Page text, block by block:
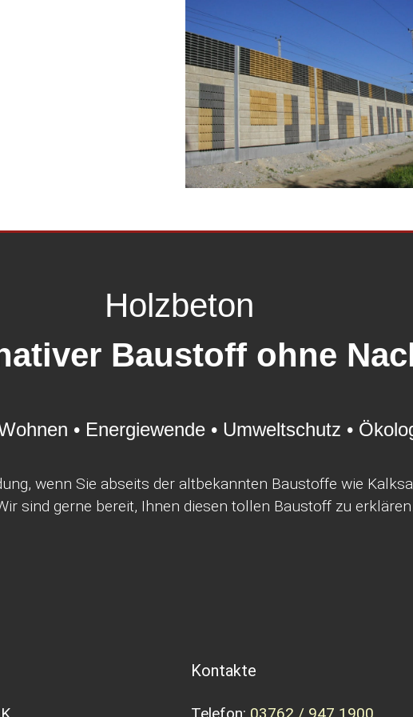
Holzbeton
Baustoff ohne
• Energiewende • Umweltschutz •
wenn Sie abseits der altbekannten Baustoffe wie
sind gerne bereit, Ihnen diesen tollen Baustoff zu erklären.
Kontakte
Telefon: 03762 / 947 1900